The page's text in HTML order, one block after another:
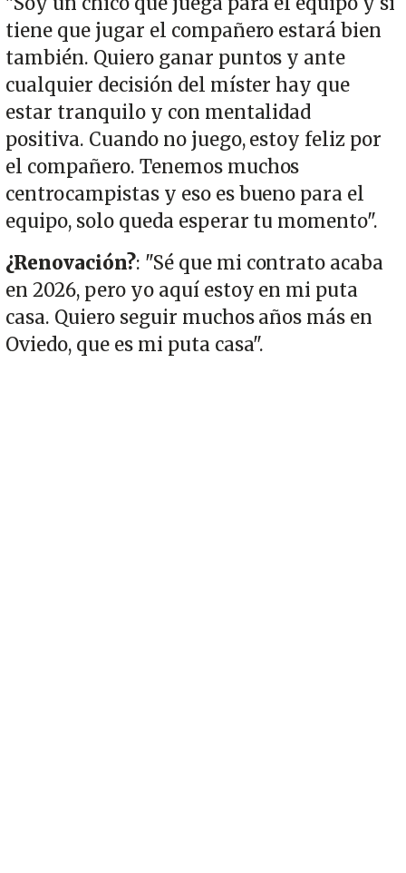
tiene que jugar el compañero estará bien
también. Quiero ganar puntos y ante
cualquier decisión del míster hay que
estar tranquilo y con mentalidad
positiva. Cuando no juego, estoy feliz por
el compañero. Tenemos muchos
centrocampistas y eso es bueno para el
equipo, solo queda esperar tu momento".
¿Renovación?: "Sé que mi contrato acaba
en 2026, pero yo aquí estoy en mi puta
casa. Quiero seguir muchos años más en
Oviedo, que es mi puta casa".